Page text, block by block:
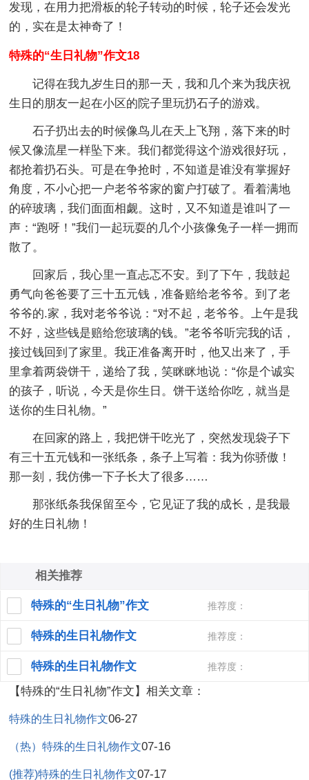
发现，在用力把滑板的轮子转动的时候，轮子还会发光
的，实在是太神奇了！
特殊的“生日礼物”作文18
记得在我九岁生日的那一天，我和几个来为我庆祝
生日的朋友一起在小区的院子里玩扔石子的游戏。
石子扔出去的时候像鸟儿在天上飞翔，落下来的时
候又像流星一样坠下来。我们都觉得这个游戏很好玩，
都抢着扔石头。可是在争抢时，不知道是谁没有掌握好
角度，不小心把一户老爷爷家的窗户打破了。看着满地
的碎玻璃，我们面面相觑。这时，又不知道是谁叫了一
声：“跑呀！”我们一起玩耍的几个小孩像兔子一样一拥而
散了。
回家后，我心里一直忐忑不安。到了下午，我鼓起
勇气向爸爸要了三十五元钱，准备赔给老爷爷。到了老
爷爷的.家，我对老爷爷说：“对不起，老爷爷。上午是我
不好，这些钱是赔给您玻璃的钱。”老爷爷听完我的话，
接过钱回到了家里。我正准备离开时，他又出来了，手
里拿着两袋饼干，递给了我，笑眯眯地说：“你是个诚实
的孩子，听说，今天是你生日。饼干送给你吃，就当是
送你的生日礼物。”
在回家的路上，我把饼干吃光了，突然发现袋子下
有三十五元钱和一张纸条，条子上写着：我为你骄傲！
那一刻，我仿佛一下子长大了很多……
那张纸条我保留至今，它见证了我的成长，是我最
好的生日礼物！
特殊的“生日礼物”作文 推荐度：
特殊的生日礼物作文 推荐度：
特殊的生日礼物作文 推荐度：
相关推荐
【特殊的“生日礼物”作文】相关文章：
特殊的生日礼物作文06-27
（热）特殊的生日礼物作文07-16
(推荐)特殊的生日礼物作文07-17